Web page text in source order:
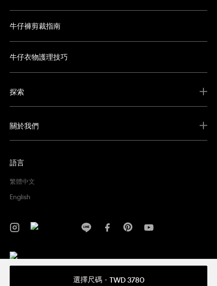
選擇尺碼 TWD 3780
牛仔褲剪裁指南
牛仔衣物護理技巧
探索
關於我們
語言
繁體中文
English
條款及細則